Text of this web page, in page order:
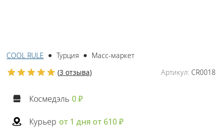
COOL RULE Турция
Масс-маркет
Артикул:CR0018
(3 отзыва)
Космедэль 0 ₽
Курьер от 1 дня от 610 ₽